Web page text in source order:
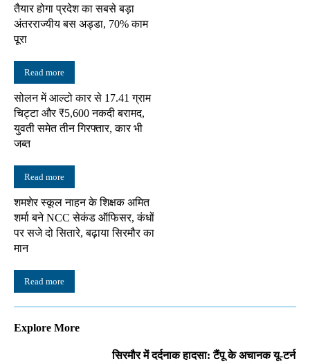
तैयार होगा प्रदेश का सबसे बड़ा
अंतरराज्यीय बस अड्डा, 70% काम
पूरा
Read more
सोलन में आल्टो कार से 17.41 ग्राम
चिट्टा और ₹5,600 नकदी बरामद,
युवती समेत तीन गिरफ्तार, कार भी
जब्त
Read more
शमशेर स्कूल नाहन के शिक्षक अमित
शर्मा बने NCC सेकंड ऑफिसर, कंधों
पर सजे दो सितारे, बढ़ाया सिरमौर का
मान
Read more
Explore More
सिरमौर में दर्दनाक हादसा: टैंपू के अचानक यू-टर्न